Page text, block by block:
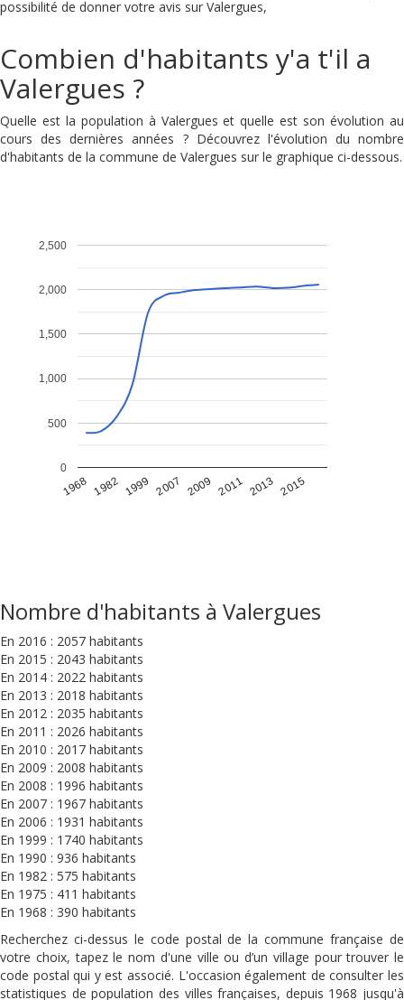
possibilité de donner votre avis sur Valergues,
Combien d'habitants y'a t'il a
Valergues ?
Quelle est la population à Valergues et quelle est son évolution au
cours des dernières années ? Découvrez l'évolution du nombre
d'habitants de la commune de Valergues sur le graphique ci-dessous.
1968 1982 1999 2007 2009 2011 2013 2015
0
500
1,000
1,500
2,000
2,500
Nombre d'habitants à Valergues
En 2016 : 2057 habitants
En 2015 : 2043 habitants
En 2014 : 2022 habitants
En 2013 : 2018 habitants
En 2012 : 2035 habitants
En 2011 : 2026 habitants
En 2010 : 2017 habitants
En 2009 : 2008 habitants
En 2008 : 1996 habitants
En 2007 : 1967 habitants
En 2006 : 1931 habitants
En 1999 : 1740 habitants
En 1990 : 936 habitants
En 1982 : 575 habitants
En 1975 : 411 habitants
En 1968 : 390 habitants
Recherchez ci-dessus le code postal de la commune française de
votre choix, tapez le nom d'une ville ou d’un village pour trouver le
code postal qui y est associé. L'occasion également de consulter les
statistiques de population des villes françaises, depuis 1968 jusqu'à